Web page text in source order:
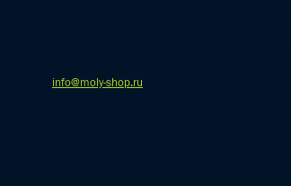
info@moly-shop.ru